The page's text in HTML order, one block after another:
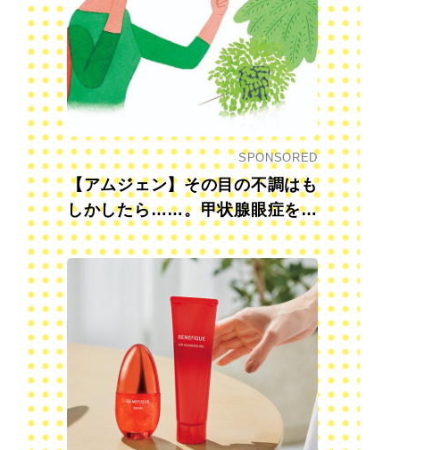
SPONSORED
【アムジェン】その目の不調はも
しかしたら……。甲状腺眼症を知
っていますか？